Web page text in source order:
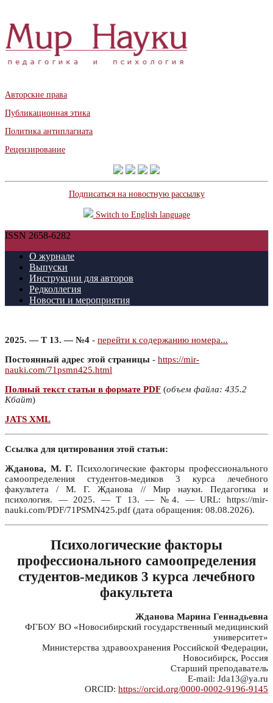
Авторские права
Публикационная этика
Политика антиплагиата
Рецензирование
Подписаться на новостную рассылку
Switch to English language
ISSN 2658-6282
О журнале
Выпуски
Инструкции для авторов
Редколлегия
Новости и мероприятия
2025. — Т 13. — №4 - перейти к содержанию номера...
Постоянный адрес этой страницы - https://mir-
nauki.com/71psmn425.html
Полный текст статьи в формате PDF (объем файла: 435.2
Кбайт)
JATS XML
Ссылка для цитирования этой статьи:
Жданова, М. Г. Психологические факторы профессионального
самоопределения студентов-медиков 3 курса лечебного
факультета / М. Г. Жданова // Мир науки. Педагогика и
психология. — 2025. — Т 13. — №4. — URL: https://mir-
nauki.com/PDF/71PSMN425.pdf (дата обращения: 08.08.2026).
Психологические факторы
профессионального самоопределения
студентов-медиков 3 курса лечебного
факультета
Жданова Марина Геннадьевна
ФГБОУ ВО «Новосибирский государственный медицинский
университет»
Министерства здравоохранения Российской Федерации,
Новосибирск, Россия
Старший преподаватель
E-mail: Jda13@ya.ru
ORCID: https://orcid.org/0000-0002-9196-9145